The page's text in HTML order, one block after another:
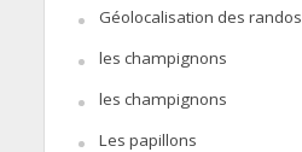
Géolocalisation des randos
les champignons
les champignons
Les papillons